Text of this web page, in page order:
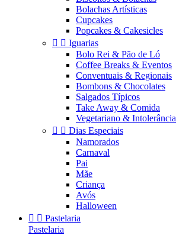
Bolachas Artísticas
Cupcakes
Popcakes & Cakesicles
  Iguarias
Bolo Rei & Pão de Ló
Coffee Breaks & Eventos
Conventuais & Regionais
Bombons & Chocolates
Salgados Típicos
Take Away & Comida
Vegetariano & Intolerância
  Dias Especiais
Namorados
Carnaval
Pai
Mãe
Criança
Avós
Halloween
  Pastelaria
Pastelaria